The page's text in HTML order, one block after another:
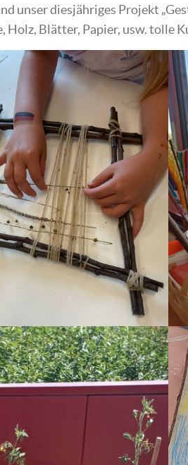
unser diesjähriges Projekt
Holz, Blätter, Papier, usw. tolle